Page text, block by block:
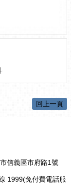
回上一頁
信義區市府路1號
1999(免付費電話服